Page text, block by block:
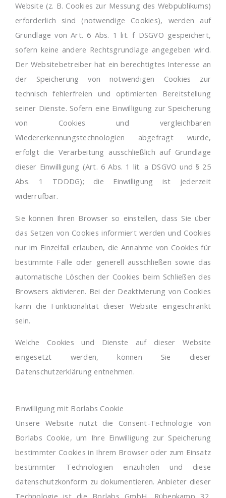
Website (z. B. Cookies zur Messung des Webpublikums)
erforderlich sind (notwendige Cookies), werden auf
Grundlage von Art. 6 Abs. 1 lit. f DSGVO gespeichert,
sofern keine andere Rechtsgrundlage angegeben wird.
Der Websitebetreiber hat ein berechtigtes Interesse an
der Speicherung von notwendigen Cookies zur
technisch fehlerfreien und optimierten Bereitstellung
seiner Dienste. Sofern eine Einwilligung zur Speicherung
von Cookies und vergleichbaren
Wiedererkennungstechnologien abgefragt wurde,
erfolgt die Verarbeitung ausschließlich auf Grundlage
dieser Einwilligung (Art. 6 Abs. 1 lit. a DSGVO und § 25
Abs. 1 TDDDG); die Einwilligung ist jederzeit
widerrufbar.
Sie können Ihren Browser so einstellen, dass Sie über
das Setzen von Cookies informiert werden und Cookies
nur im Einzelfall erlauben, die Annahme von Cookies für
bestimmte Fälle oder generell ausschließen sowie das
automatische Löschen der Cookies beim Schließen des
Browsers aktivieren. Bei der Deaktivierung von Cookies
kann die Funktionalität dieser Website eingeschränkt
sein.
Welche Cookies und Dienste auf dieser Website
eingesetzt werden, können Sie dieser
Datenschutzerklärung entnehmen.
Einwilligung mit Borlabs Cookie
Unsere Website nutzt die Consent-Technologie von
Borlabs Cookie, um Ihre Einwilligung zur Speicherung
bestimmter Cookies in Ihrem Browser oder zum Einsatz
bestimmter Technologien einzuholen und diese
datenschutzkonform zu dokumentieren. Anbieter dieser
Technologie ist die Borlabs GmbH, Rübenkamp 32,